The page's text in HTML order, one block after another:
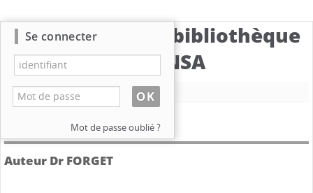
Catalogue de la bibliothèque
du CBNSA
Nouvelle recherche
Détail de l'auteur
Auteur Dr FORGET
Se connecter
Mot de passe oublié ?